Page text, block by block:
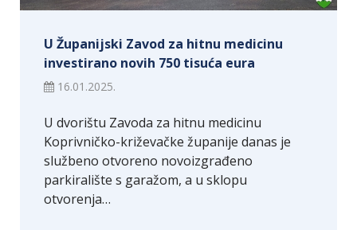
U Županijski Zavod za hitnu medicinu
investirano novih 750 tisuća eura
16.01.2025.
U dvorištu Zavoda za hitnu medicinu
Koprivničko-križevačke županije danas je
službeno otvoreno novoizgrađeno
parkiralište s garažom, a u sklopu
otvorenja…